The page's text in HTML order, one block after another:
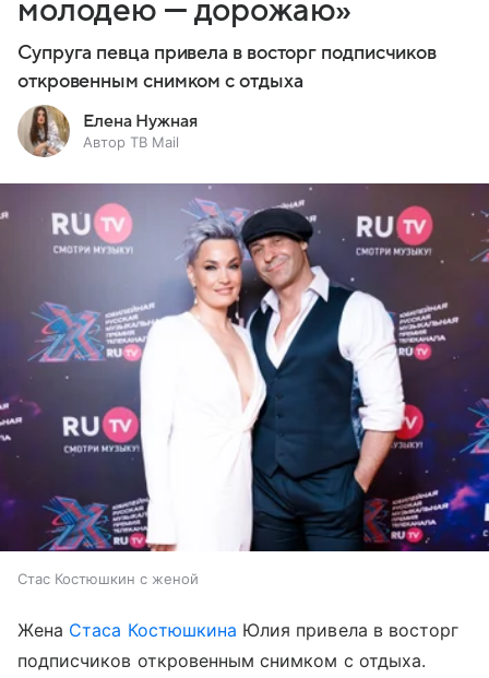
молодею — дорожаю»
Супруга певца привела в восторг подписчиков
откровенным снимком с отдыха
Елена Нужная
Автор ТВ Mail
Стас Костюшкин с женой
Жена Стаса Костюшкина Юлия привела в восторг
подписчиков откровенным снимком с отдыха.